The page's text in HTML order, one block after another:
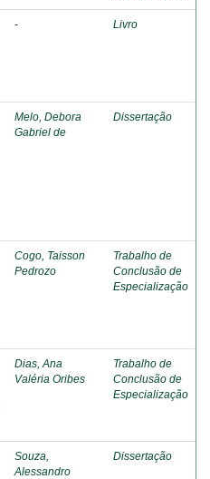
- Livro
Melo, Debora
Gabriel de
Dissertação
Cogo, Taisson
Pedrozo
Trabalho de
Conclusão de
Especialização
Dias, Ana
Valéria Oribes
Trabalho de
Conclusão de
Especialização
Souza,
Alessandro
Dissertação